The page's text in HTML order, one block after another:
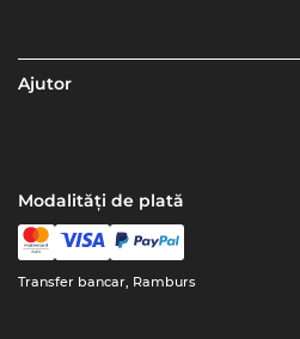
Ajutor
Modalități de plată
Transfer bancar, Ramburs